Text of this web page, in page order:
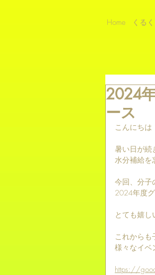
Home くる
2024
ース
こんにちは
暑い日が続
水分補給を
今回、分子
2024年度
とても嬉し
これからも
様々なイベ
https://